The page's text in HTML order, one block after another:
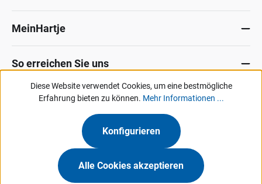
MeinHartje
So erreichen Sie uns
Datenschutz ImpressumAllg. Verkaufsbedingungen
KontaktHinweisgeber-Portal
Unsere Angebote & Services richten sich ausschließlich an Industrie, Handel,
Hermann Hartje KG • Deichstraße 120-122 • 27318 Hoya
Diese Website verwendet Cookies, um eine bestmögliche
Erfahrung bieten zu können. Mehr Informationen ...
Konfigurieren
Alle Cookies akzeptieren